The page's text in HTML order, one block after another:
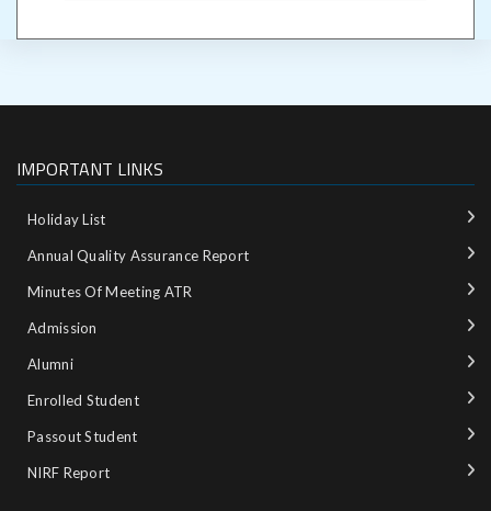
IMPORTANT LINKS
Holiday List
Annual Quality Assurance Report
Minutes Of Meeting ATR
Admission
Alumni
Enrolled Student
Passout Student
NIRF Report